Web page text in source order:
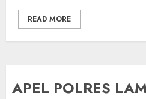
READ MORE
APEL POLRES